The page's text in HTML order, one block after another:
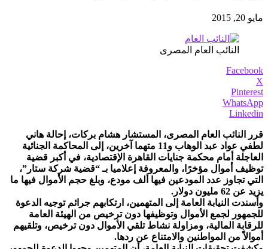
مايو 20, 2015
النائب العام المصرى
Facebook
X
Pinterest
WhatsApp
Linkedin
قرر النائب العام المصرى، المستشار هشام بركات، إحالة هاني
لطفي عواد عبد الوهاب و11 متهما آخرين، إلى المحاكمة الجنائية
العاجلة أمام محكمة جنايات القاهرة الإقتصادية، في أكبر قضية
توظيف أموال مؤخرًا، والمعروفة إعلاميا بـ “قضية شركة ستار”،
التي تجاوز عدد المودعين فيها ألف مودع، وبلغ حجم الأموال فيها ما
يزيد عن 62 مليون دولار.
وأسندت النيابة العامة إلى المتهمين، ارتكابهم جرائم توجيه الدعوة
للجمهور لجمع الأموال وتوظيفها دون ترخيص من الهيئة العامة
للرقابة المالية، ومزاولة نشاط تلقي الأموال دون ترخيص، وتلقيهم
أموالاً من المواطنين والامتناع عن ردها.